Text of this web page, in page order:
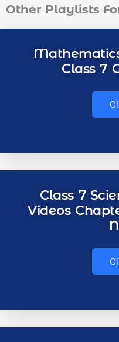
Other Playlists
Class 7
Class 7
Videos